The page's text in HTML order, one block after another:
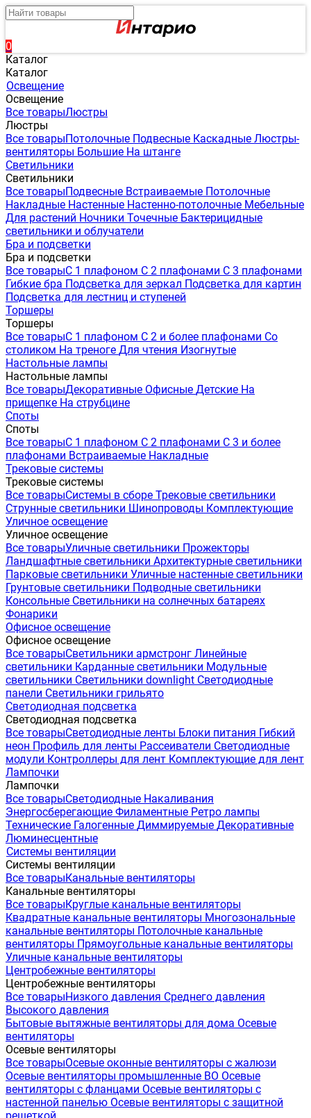
0
Каталог
Каталог
Освещение
Освещение
Все товарыЛюстры
Люстры
Все товарыПотолочные Подвесные Каскадные Люстры-
вентиляторы Большие На штанге
Светильники
Светильники
Все товарыПодвесные Встраиваемые Потолочные
Накладные Настенные Настенно-потолочные Мебельные
Для растений Ночники Точечные Бактерицидные
светильники и облучатели
Бра и подсветки
Бра и подсветки
Все товарыС 1 плафоном С 2 плафонами С 3 плафонами
Гибкие бра Подсветка для зеркал Подсветка для картин
Подсветка для лестниц и ступеней
Торшеры
Торшеры
Все товарыС 1 плафоном С 2 и более плафонами Со
столиком На треноге Для чтения Изогнутые
Настольные лампы
Настольные лампы
Все товарыДекоративные Офисные Детские На
прищепке На струбцине
Споты
Споты
Все товарыС 1 плафоном С 2 плафонами С 3 и более
плафонами Встраиваемые Накладные
Трековые системы
Трековые системы
Все товарыСистемы в сборе Трековые светильники
Струнные светильники Шинопроводы Комплектующие
Уличное освещение
Уличное освещение
Все товарыУличные светильники Прожекторы
Ландшафтные светильники Архитектурные светильники
Парковые светильники Уличные настенные светильники
Грунтовые светильники Подводные светильники
Консольные Светильники на солнечных батареях
Фонарики
Офисное освещение
Офисное освещение
Все товарыСветильники армстронг Линейные
светильники Карданные светильники Модульные
светильники Светильники downlight Светодиодные
панели Светильники грильято
Светодиодная подсветка
Светодиодная подсветка
Все товарыСветодиодные ленты Блоки питания Гибкий
неон Профиль для ленты Рассеиватели Светодиодные
модули Контроллеры для лент Комплектующие для лент
Лампочки
Лампочки
Все товарыСветодиодные Накаливания
Энергосберегающие Филаментные Ретро лампы
Технические Галогенные Диммируемые Декоративные
Люминесцентные
Системы вентиляции
Системы вентиляции
Все товарыКанальные вентиляторы
Канальные вентиляторы
Все товарыКруглые канальные вентиляторы
Квадратные канальные вентиляторы Многозональные
канальные вентиляторы Потолочные канальные
вентиляторы Прямоугольные канальные вентиляторы
Уличные канальные вентиляторы
Центробежные вентиляторы
Центробежные вентиляторы
Все товарыНизкого давления Среднего давления
Высокого давления
Бытовые вытяжные вентиляторы для дома Осевые
вентиляторы
Осевые вентиляторы
Все товарыОсевые оконные вентиляторы с жалюзи
Осевые вентиляторы промышленные ВО Осевые
вентиляторы с фланцами Осевые вентиляторы с
настенной панелью Осевые вентиляторы с защитной